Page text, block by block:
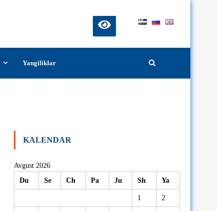
Yangiliklar
KALENDAR
Avgust 2026
Du
Se Ch Pa Ju Sh Ya
1 2